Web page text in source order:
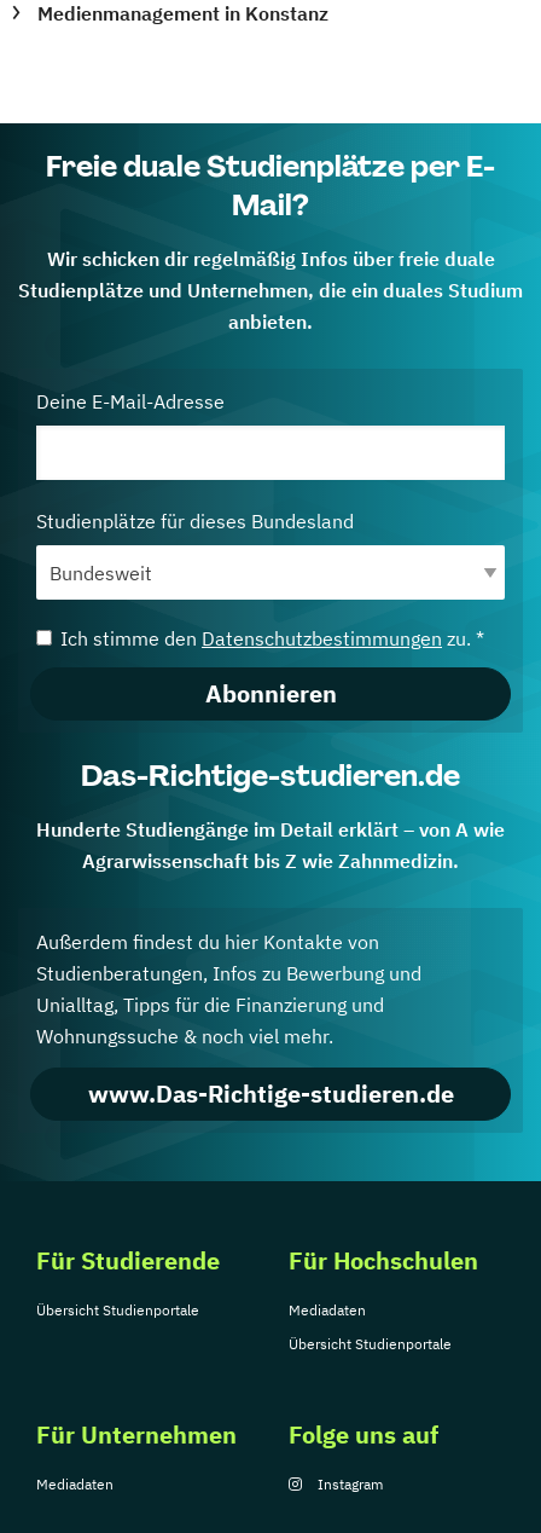
Medienmanagement in Konstanz
Freie duale Studienplätze per E-
Mail?
Wir schicken dir regelmäßig Infos über freie duale
Studienplätze und Unternehmen, die ein duales Studium
anbieten.
Deine E-Mail-Adresse
Studienplätze für dieses Bundesland
Ich stimme den Datenschutzbestimmungen zu. *
Abonnieren
Das-Richtige-studieren.de
Hunderte Studiengänge im Detail erklärt – von A wie
Agrarwissenschaft bis Z wie Zahnmedizin.
Außerdem findest du hier Kontakte von
Studienberatungen, Infos zu Bewerbung und
Unialltag, Tipps für die Finanzierung und
Wohnungssuche & noch viel mehr.
www.Das-Richtige-studieren.de
Für Studierende
Übersicht Studienportale
Für Hochschulen
Mediadaten
Übersicht Studienportale
Für Unternehmen
Mediadaten
Folge uns auf
Instagram